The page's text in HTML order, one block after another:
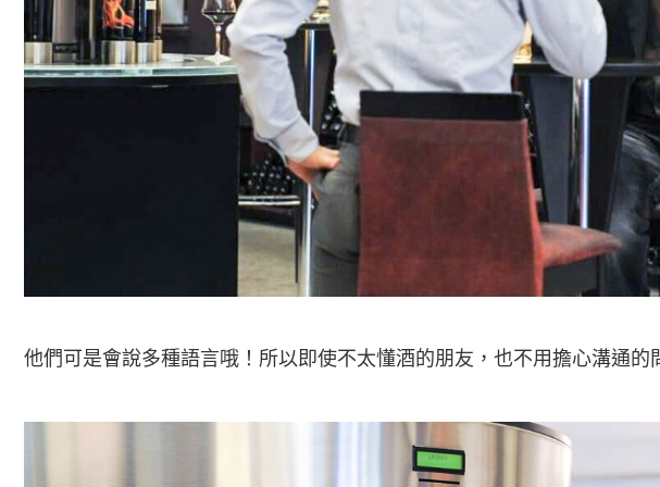
他們可是會說多種語言哦！所以即使不太懂酒的朋友，也不用擔心溝通的